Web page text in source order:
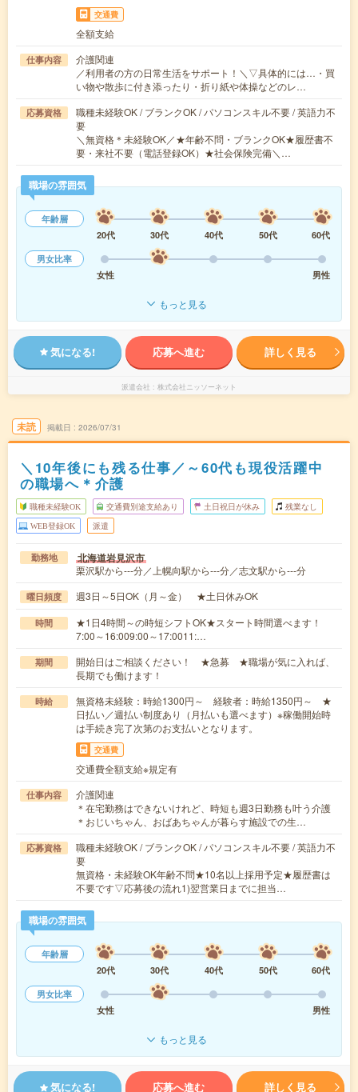
交通費
全額支給
仕事内容
介護関連
／利用者の方の日常生活をサポート！＼▽具体的には…・買
い物や散歩に付き添ったり・折り紙や体操などのレ…
応募資格
職種未経験OK / ブランクOK / パソコンスキル不要 / 英語力不
要
＼無資格＊未経験OK／★年齢不問・ブランクOK★履歴書不
要・来社不要（電話登録OK）★社会保険完備＼…
職場の雰囲気
年齢層
20代
30代 40代 50代
60代
男女比率
女性
男性
もっと見る
気になる! 応募へ進む 詳しく見る
派遣会社 株式会社ニッソーネット
未読 掲載日 2026/07/31
＼10年後にも残る仕事／～60代も現役活躍中
の職場へ＊介護
職種未経験OK 交通費別途支給あり 土日祝日が休み 残業なし
WEB登録OK 派遣
勤務地 北海道岩見沢市
栗沢駅から---分／上幌向駅から---分／志文駅から---分
曜日頻度 週3日～5日OK（月～金） ★土日休みOK
時間
★1日4時間～の時短シフトOK★スタート時間選べます！
7:00～16:009:00～17:0011:…
期間
開始日はご相談ください！ ★急募 ★職場が気に入れば、
長期でも働けます！
時給
無資格未経験：時給1300円～ 経験者：時給1350円～ ★
日払い／週払い制度あり（月払いも選べます）※稼働開始時
は手続き完了次第のお支払いとなります。
交通費
交通費全額支給※規定有
仕事内容
介護関連
＊在宅勤務はできないけれど、時短も週3日勤務も叶う介護
＊おじいちゃん、おばあちゃんが暮らす施設での生…
応募資格
職種未経験OK / ブランクOK / パソコンスキル不要 / 英語力不
要
無資格・未経験OK年齢不問★10名以上採用予定★履歴書は
不要です▽応募後の流れ1)翌営業日までに担当…
職場の雰囲気
年齢層
20代
30代 40代 50代
60代
男女比率
女性
男性
もっと見る
気になる! 応募へ進む 詳しく見る